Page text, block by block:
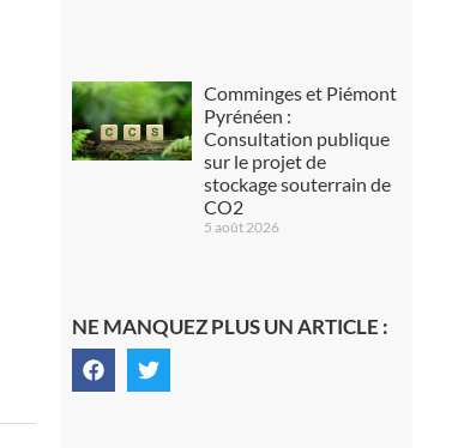
Comminges et Piémont
Pyrénéen :
Consultation publique
sur le projet de
stockage souterrain de
CO2
5 août 2026
NE MANQUEZ PLUS UN ARTICLE :